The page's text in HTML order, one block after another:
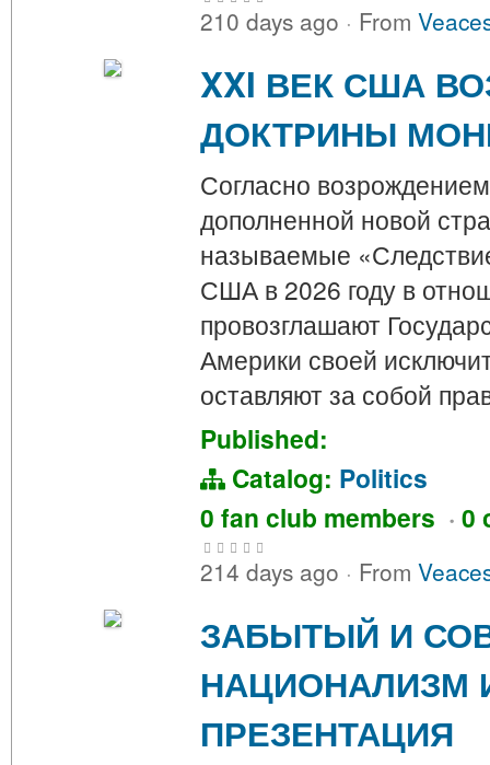
210 days ago · From
XXI ВЕК США
ДОКТРИНЫ
Согласно
дополненной новой
называемые
США в 2026 году в
провозглашают
Америки своей
оставляют за собой
Published:
Catalog: Politics
0 fan club members · 0
214 days ago · From
ЗАБЫТЫЙ И
НАЦИОНАЛИЗМ
ПРЕЗЕНТАЦИЯ